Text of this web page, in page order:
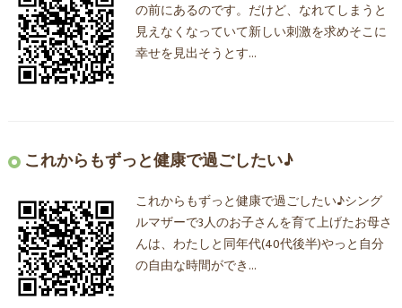
の前にあるのです。だけど、なれてしまうと
見えなくなっていて新しい刺激を求めそこに
幸せを見出そうとす…
これからもずっと健康で過ごしたい♪
これからもずっと健康で過ごしたい♪シング
ルマザーで3人のお子さんを育て上げたお母さ
んは、わたしと同年代(40代後半)やっと自分
の自由な時間ができ…